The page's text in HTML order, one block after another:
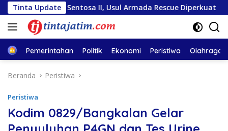
Langsung
ke
konten
Tinta Update
Sentosa II, Usul Armada Rescue Diperkuat
HomePemerintahan Politik Ekonomi Peristiwa Olahraga
Beranda Peristiwa
Peristiwa
Kodim 0829/Bangkalan Gelar